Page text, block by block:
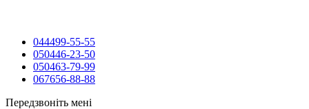
044499-55-55
050446-23-50
050463-79-99
067656-88-88
Передзвоніть мені